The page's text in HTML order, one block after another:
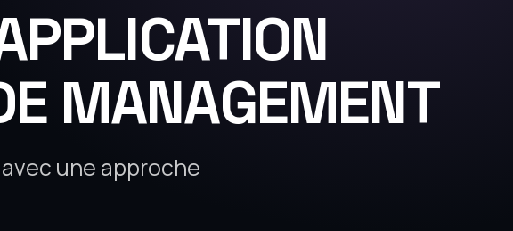
MANAGEMENT
une approche